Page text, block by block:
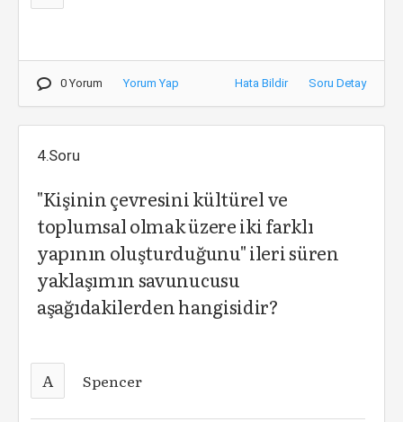
0 Yorum Yorum Yap Hata Bildir Soru Detay
4.Soru
"Kişinin çevresini kültürel ve
toplumsal olmak üzere iki farklı
yapının oluşturduğunu" ileri süren
yaklaşımın savunucusu
aşağıdakilerden hangisidir?
A Spencer